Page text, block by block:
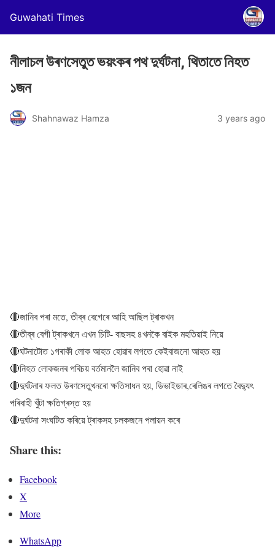
Guwahati Times
নীলাচল উৰণসেতুত ভয়ংকৰ পথ দুৰ্ঘটনা, থিতাতে নিহত
১জন
Shahnawaz Hamza 3 years ago
🔴জানিব পৰা মতে, তীব্ৰ বেগেৰে আহি আছিল ট্ৰাকখন
🔴তীব্ৰ বেগী ট্ৰাকখনে এখন চিটি- বাছসহ ৪খনকৈ বাইক মহতিয়াই নিয়ে
🔴ঘটন‍াটোত ১গৰাকী লোক আহত হোৱাৰ লগতে কেইবাজনো আহত হয়
🔴নিহত লোকজনৰ পৰিচয় বৰ্তমানলৈ জানিব পৰা হোৱা নাই
🔴দুৰ্ঘটনাৰ ফলত উৰণসেতুখনৰো ক্ষতিসাধন হয়, ডিভাইডাৰ,ৰেলিঙৰ লগতে বৈদ্যুৎ
পৰিবাহী খুঁটা ক্ষতিগ্ৰস্ত হয়
🔴দুৰ্ঘটনা সংঘটিত কৰিয়ে ট্ৰাকসহ চলকজনে পলায়ন কৰে
Share this:
Facebook
X
More
WhatsApp